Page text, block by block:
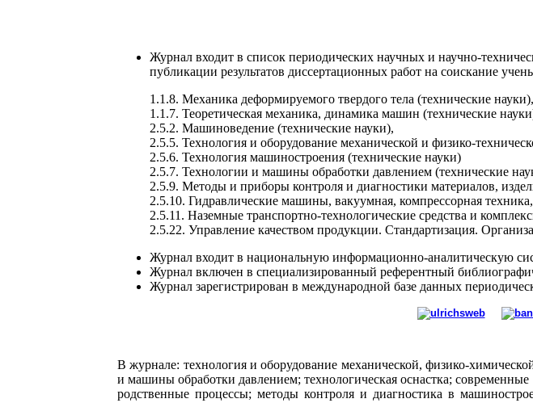
Журнал входит в список периодических научных и научно-
публикации результатов диссертационных работ на соискание
1.1.8. Механика деформируемого твердого тела (технические науки),
1.1.7. Теоретическая механика, динамика машин (технические
2.5.2. Машиноведение (технические науки),
2.5.5. Технология и оборудование механической и физико-
2.5.6. Технология машиностроения (технические науки)
2.5.7. Технологии и машины обработки давлением (технические
2.5.9. Методы и приборы контроля и диагностики материалов,
2.5.10. Гидравлические машины, вакуумная, компрессорная
2.5.11. Наземные транспортно-технологические средства и
2.5.22. Управление качеством продукции. Стандартизация.
Журнал входит в национальную информационно-аналитическую
Журнал включен в специализированный референтный
Журнал зарегистрирован в международной базе данных
В журнале: технология и оборудование механической, физико-
и машины обработки давлением; технологическая оснастка;
родственные процессы; методы контроля и диагностика в